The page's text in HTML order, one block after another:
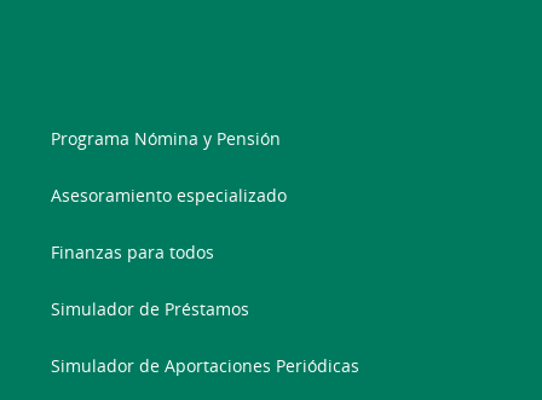
Programa Nómina y Pensión
Asesoramiento especializado
Finanzas para todos
Simulador de Préstamos
Simulador de Aportaciones Periódicas